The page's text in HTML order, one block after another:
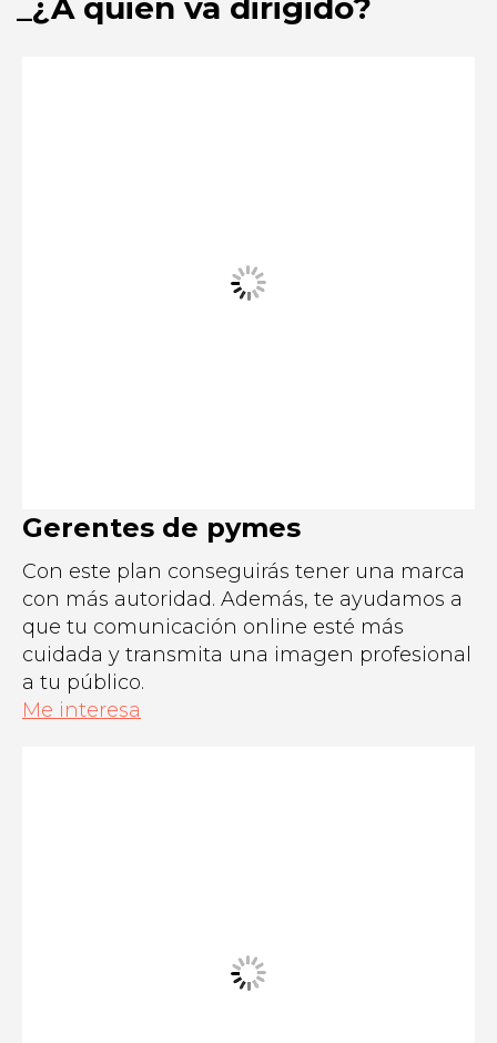
¿A quién va dirigido?
Gerentes de pymes
Con este plan conseguirás tener una marca
con más autoridad. Además, te ayudamos a
que tu comunicación online esté más
cuidada y transmita una imagen profesional
a tu público.
Me interesa